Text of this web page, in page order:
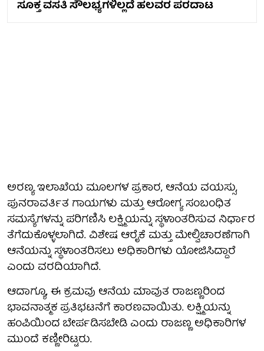
ಸೂಕ್ತ ವಸತಿ ಸೌಲಭ್ಯಗಳಿಲ್ಲದೆ ಹಲವರ ಪರದಾಟ
ಅರಣ್ಯ ಇಲಾಖೆಯ ಮೂಲಗಳ ಪ್ರಕಾರ, ಆನೆಯ ವಯಸ್ಸು,
ಪುನರಾವರ್ತಿತ ಗಾಯಗಳು ಮತ್ತು ಆರೋಗ್ಯ ಸಂಬಂಧಿತ
ಸಮಸ್ಯೆಗಳನ್ನು ಪರಿಗಣಿಸಿ ಲಕ್ಷ್ಮಿಯನ್ನು ಸ್ಥಳಾಂತರಿಸುವ ನಿರ್ಧಾರ
ತೆಗೆದುಕೊಳ್ಳಲಾಗಿದೆ. ವಿಶೇಷ ಆರೈಕೆ ಮತ್ತು ಮೇಲ್ವಿಚಾರಣೆಗಾಗಿ
ಆನೆಯನ್ನು ಸ್ಥಳಾಂತರಿಸಲು ಅಧಿಕಾರಿಗಳು ಯೋಜಿಸಿದ್ದಾರೆ
ಎಂದು ವರದಿಯಾಗಿದೆ.
ಆದಾಗ್ಯೂ, ಈ ಕ್ರಮವು ಆನೆಯ ಮಾವುತ ರಾಜಣ್ಣರಿಂದ
ಭಾವನಾತ್ಮಕ ಪ್ರತಿಭಟನೆಗೆ ಕಾರಣವಾಯಿತು. ಲಕ್ಷ್ಮಿಯನ್ನು
ಹಂಪಿಯಿಂದ ಬೇರ್ಪಡಿಸಬೇಡಿ ಎಂದು ರಾಜಣ್ಣ ಅಧಿಕಾರಿಗಳ
ಮುಂದೆ ಕಣ್ಣೀರಿಟ್ಟರು.